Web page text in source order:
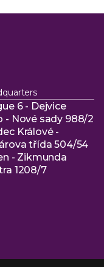
6 - Dejvice
- Nové sady 988/2
Králové -
třída 504/54
- Zikmunda
1208/7